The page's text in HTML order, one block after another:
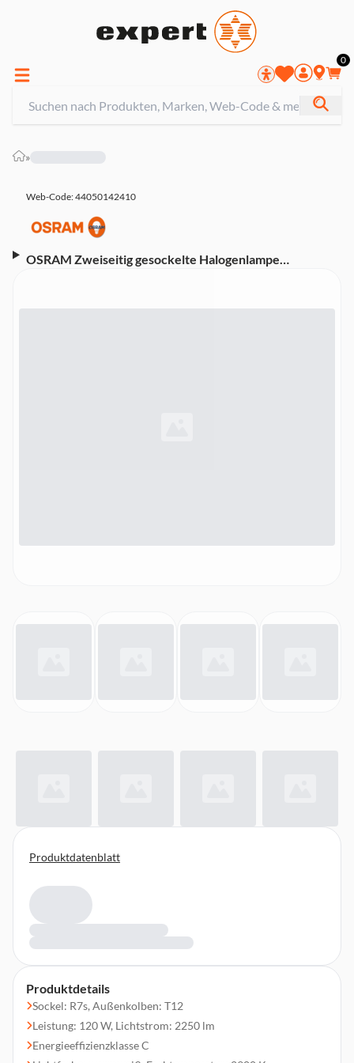
0
»
Web-Code: 44050142410
OSRAM Zweiseitig gesockelte Halogenlampe
Produktdetails
Sockel: R7s, Außenkolben: T12
Leistung: 120 W, Lichtstrom: 2250 lm
Energieeffizienzklasse C
Produktdatenblatt